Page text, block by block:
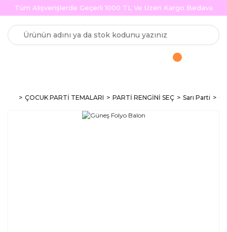
Tüm Alışverişlerde Geçerli 1000 TL Ve Üzeri Kargo Bedava
ÇOCUK PARTİ TEMALARI PARTİ RENGİNİ SEÇ Sarı Parti